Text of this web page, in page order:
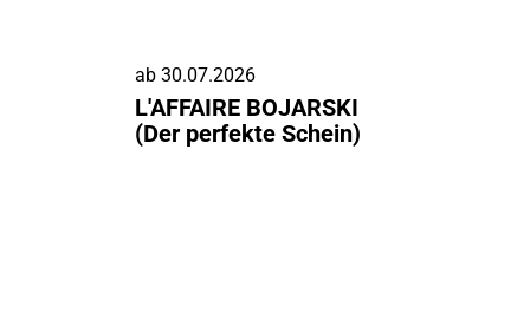
ab 30.07.2026
L'AFFAIRE BOJARSKI
(Der perfekte Schein)